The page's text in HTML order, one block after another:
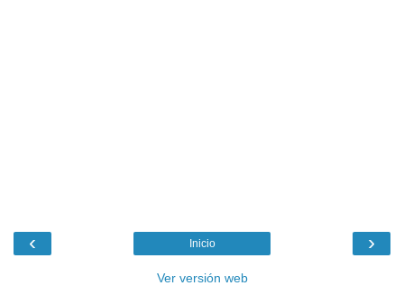
‹ ›
Inicio
Ver versión web